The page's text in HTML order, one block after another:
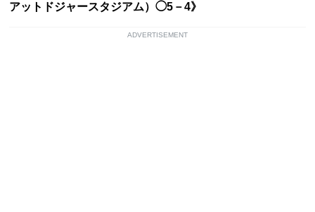
アットドジャースタジアム）◯5－4》
ADVERTISEMENT